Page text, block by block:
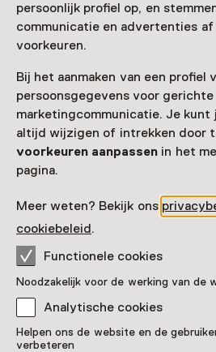
persoonlijk profiel op, en
communicatie en advertenties af
voorkeuren.
Bij het aanmaken van een profiel
persoonsgegevens voor gerichte
marketingcommunicatie. Je kunt
altijd wijzigen of intrekken door
voorkeuren aanpassen in het
pagina.
Meer weten? Bekijk ons
cookiebeleid.
Functionele cookies
Noodzakelijk voor de werking van de
Analytische cookies
Helpen ons de website en de
verbeteren
Zien & doen in
Weesp
Vaste collectie
Grensverlegger van
Wereldmerk